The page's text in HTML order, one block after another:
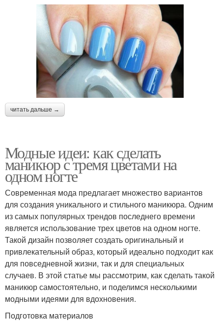
читать дальше →
Модные идеи: как сделать
маникюр с тремя цветами на
одном ногте
Современная мода предлагает множество вариантов
для создания уникального и стильного маникюра. Одним
из самых популярных трендов последнего времени
является использование трех цветов на одном ногте.
Такой дизайн позволяет создать оригинальный и
привлекательный образ, который идеально подходит как
для повседневной жизни, так и для специальных
случаев. В этой статье мы рассмотрим, как сделать такой
маникюр самостоятельно, и поделимся несколькими
модными идеями для вдохновения.
Подготовка материалов